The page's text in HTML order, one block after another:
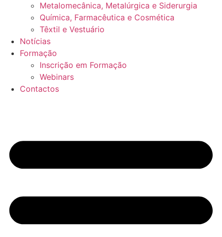
Metalomecânica, Metalúrgica e Siderurgia
Química, Farmacêutica e Cosmética
Têxtil e Vestuário
Notícias
Formação
Inscrição em Formação
Webinars
Contactos